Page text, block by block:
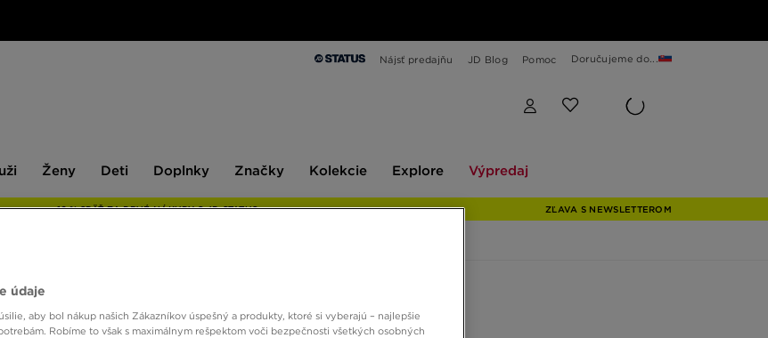
Nájsť predajňu JD Blog Pomoc Doručujeme do...
Ženy Deti Doplnky Značky Kolekcie Explore Výpredaj
10 % SPÄŤ ZA PRVÉ NÁKUPY S JD STATUS ZĽAVA S NEWSLETTEROM
údaje
aby bol nákup našich Zákazníkov úspešný a produkty, ktoré si vyberajú – najlepšie
Robíme to však s maximálnym rešpektom voči bezpečnosti všetkých osobných